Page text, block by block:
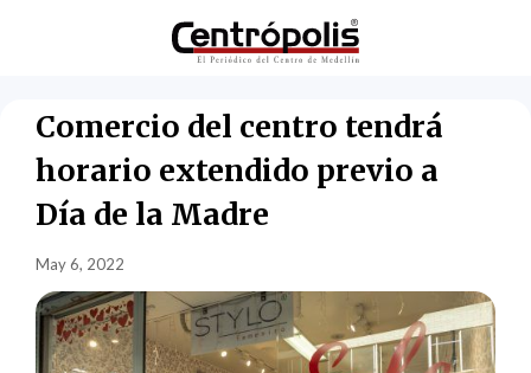
Comercio del centro tendrá
horario extendido previo a
Día de la Madre
May 6, 2022